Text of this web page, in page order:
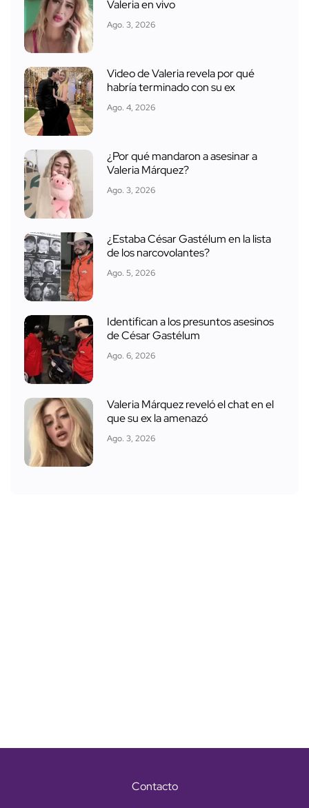
Valeria en vivo
Ago. 3, 2026
Video de Valeria revela por qué
habría terminado con su ex
Ago. 4, 2026
¿Por qué mandaron a asesinar a
Valeria Márquez?
Ago. 3, 2026
¿Estaba César Gastélum en la lista
de los narcovolantes?
Ago. 5, 2026
Identifican a los presuntos asesinos
de César Gastélum
Ago. 6, 2026
Valeria Márquez reveló el chat en el
que su ex la amenazó
Ago. 3, 2026
Contacto